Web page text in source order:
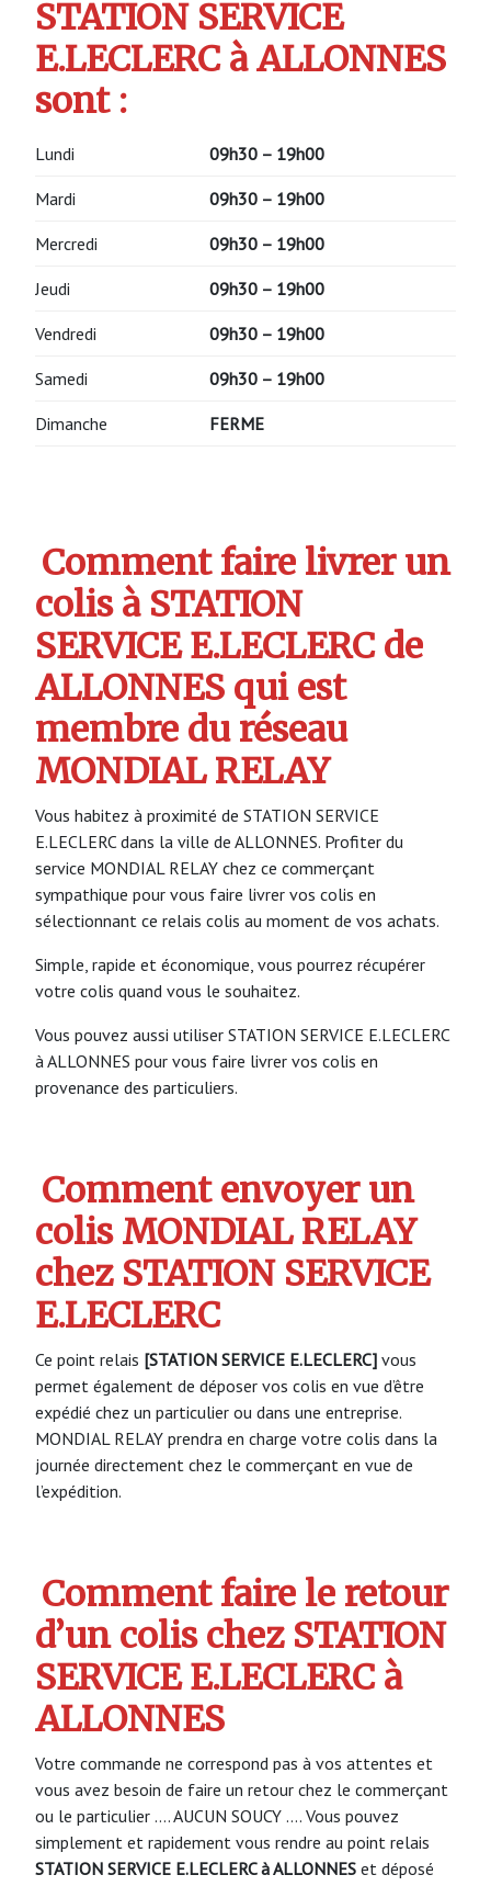
STATION SERVICE
E.LECLERC à ALLONNES
sont :
Lundi 09h30 – 19h00
Mardi 09h30 – 19h00
Mercredi 09h30 – 19h00
Jeudi 09h30 – 19h00
Vendredi 09h30 – 19h00
Samedi 09h30 – 19h00
Dimanche FERME
Comment faire livrer un
colis à STATION
SERVICE E.LECLERC de
ALLONNES qui est
membre du réseau
MONDIAL RELAY
Vous habitez à proximité de STATION SERVICE
E.LECLERC dans la ville de ALLONNES. Profiter du
service MONDIAL RELAY chez ce commerçant
sympathique pour vous faire livrer vos colis en
sélectionnant ce relais colis au moment de vos achats.
Simple, rapide et économique, vous pourrez récupérer
votre colis quand vous le souhaitez.
Vous pouvez aussi utiliser STATION SERVICE E.LECLERC
à ALLONNES pour vous faire livrer vos colis en
provenance des particuliers.
Comment envoyer un
colis MONDIAL RELAY
chez STATION SERVICE
E.LECLERC
Ce point relais [STATION SERVICE E.LECLERC] vous
permet également de déposer vos colis en vue d’être
expédié chez un particulier ou dans une entreprise.
MONDIAL RELAY prendra en charge votre colis dans la
journée directement chez le commerçant en vue de
l’expédition.
Comment faire le retour
d’un colis chez STATION
SERVICE E.LECLERC à
ALLONNES
Votre commande ne correspond pas à vos attentes et
vous avez besoin de faire un retour chez le commerçant
ou le particulier …. AUCUN SOUCY …. Vous pouvez
simplement et rapidement vous rendre au point relais
STATION SERVICE E.LECLERC à ALLONNES et déposé